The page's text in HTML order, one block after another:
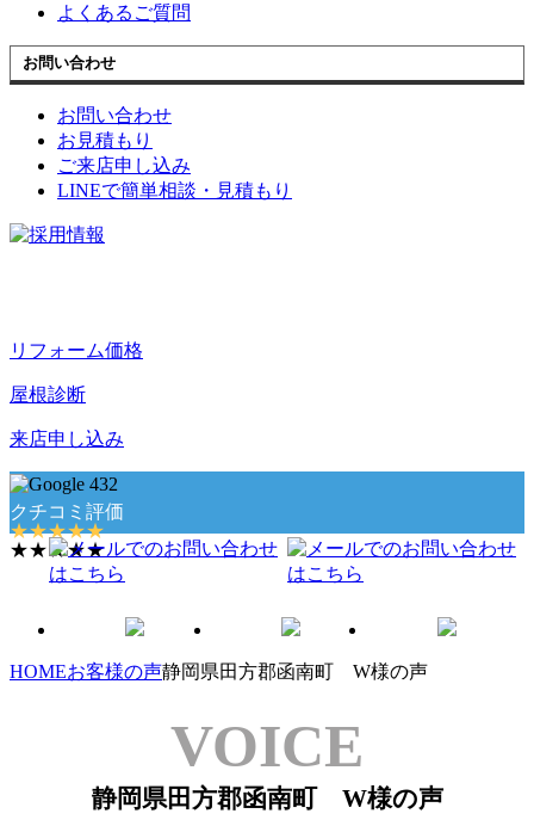
よくあるご質問
お問い合わせ
お問い合わせ
お見積もり
ご来店申し込み
LINEで簡単相談・見積もり
リフォーム価格
屋根診断
来店申し込み
432
クチコミ評価
★★★★★
★★★★★
HOMEお客様の声静岡県田方郡函南町 W様の声
VOICE
静岡県田方郡函南町 W様の声